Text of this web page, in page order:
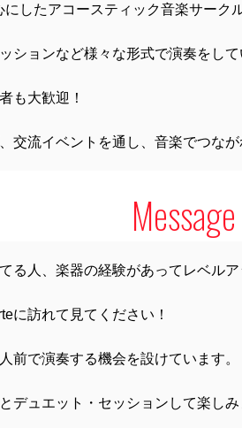
したアコースティック音楽サークル
ションなど様々な形式で演奏をして
も大歓迎！
交流イベントを通し、音楽でつなが
Message
る人、楽器の経験があってレベル
に訪れて見てください！
前で演奏する機会を設けています。
デュエット・セッションして楽しみ